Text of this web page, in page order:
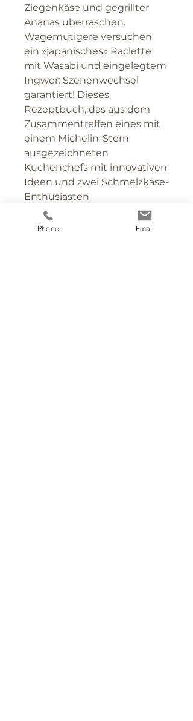
Ziegenkäse und gegrillter
Ananas uberraschen.
Wagemutigere versuchen
ein »japanisches« Raclette
mit Wasabi und eingelegtem
Ingwer: Szenenwechsel
garantiert! Dieses
Rezeptbuch, das aus dem
Zusammentreffen eines mit
einem Michelin-Stern
ausgezeichneten
Kuchenchefs mit innovativen
Ideen und zwei Schmelzkäse-
Enthusiasten
hervorgegangen ist, enthullt
alle Geheimnisse eines
Phone Email